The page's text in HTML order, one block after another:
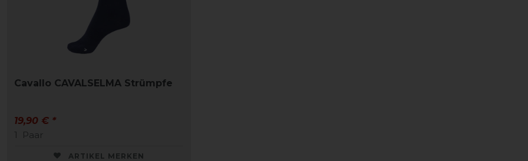
Cavallo CAVALSELMA Strümpfe
19,90 € *
1
Paar
ARTIKEL MERKEN